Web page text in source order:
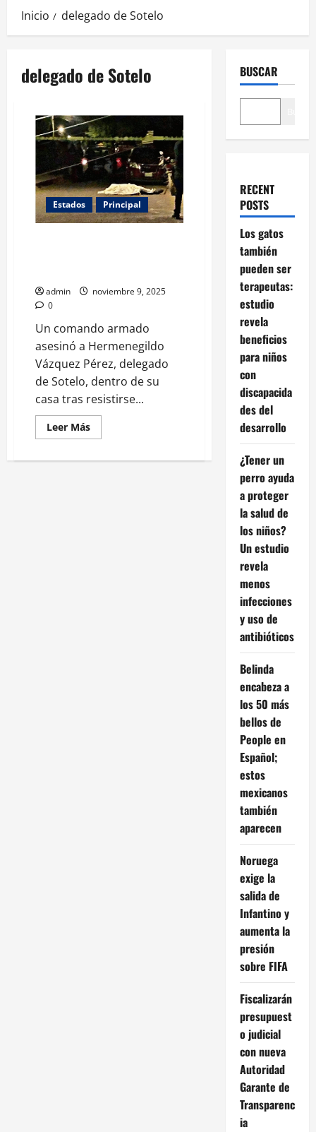
Inicio delegado de Sotelo
delegado de Sotelo
Estados Principal
admin
noviembre 9, 2025
0
Un comando armado
asesinó a Hermenegildo
Vázquez Pérez, delegado
de Sotelo, dentro de su
casa tras resistirse...
Leer MásLeer
más
Delegado
BUSCAR
RECENT
POSTS
Los gatos
también
pueden ser
terapeutas:
estudio
revela
beneficios
para niños
con
discapacida
des del
desarrollo
¿Tener un
perro ayuda
a proteger
la salud de
los niños?
Un estudio
revela
menos
infecciones
y uso de
antibióticos
Belinda
encabeza a
los 50 más
bellos de
People en
Español;
estos
mexicanos
también
aparecen
Noruega
exige la
salida de
Infantino y
aumenta la
presión
sobre FIFA
Fiscalizarán
presupuest
o judicial
con nueva
Autoridad
Garante de
Transparenc
ia